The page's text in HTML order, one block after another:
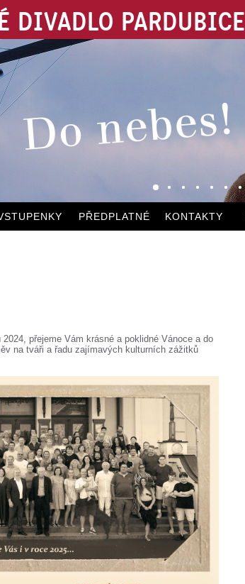
DIVADLO PARDUBICE
PŘEDPLATNÉ KONTAKTY
přejeme Vám krásné a poklidné Vánoce a do
na tváři a řadu zajímavých kulturních zážitků